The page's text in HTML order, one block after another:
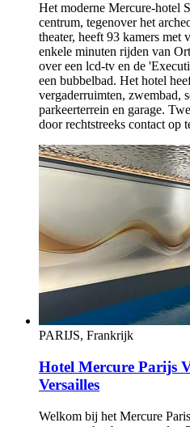
Het moderne Mercure-hotel
centrum, tegenover het
theater, heeft 93 kamers met
enkele minuten rijden van
over een lcd-tv en de
een bubbelbad. Het hotel
vergaderruimten, zwembad,
parkeerterrein en garage.
door rechtstreeks contact op
PARIJS, Frankrijk
Hotel Mercure Parijs
Versailles
Welkom bij het Mercure